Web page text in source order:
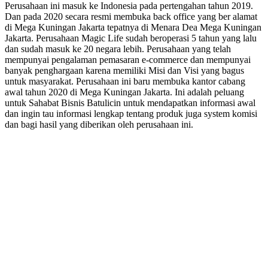
Perusahaan ini masuk ke Indonesia pada pertengahan tahun 2019.
Dan pada 2020 secara resmi membuka back office yang ber alamat
di Mega Kuningan Jakarta tepatnya di Menara Dea Mega Kuningan
Jakarta. Perusahaan Magic Life sudah beroperasi 5 tahun yang lalu
dan sudah masuk ke 20 negara lebih. Perusahaan yang telah
mempunyai pengalaman pemasaran e-commerce dan mempunyai
banyak penghargaan karena memiliki Misi dan Visi yang bagus
untuk masyarakat. Perusahaan ini baru membuka kantor cabang
awal tahun 2020 di Mega Kuningan Jakarta. Ini adalah peluang
untuk Sahabat Bisnis Batulicin untuk mendapatkan informasi awal
dan ingin tau informasi lengkap tentang produk juga system komisi
dan bagi hasil yang diberikan oleh perusahaan ini.